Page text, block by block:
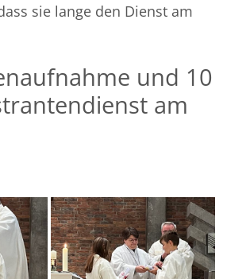
sie lange den Dienst am
und 10
am